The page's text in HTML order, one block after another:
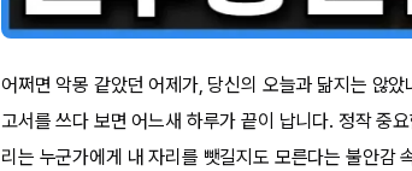
어쩌면 악몽 같았던 어제가, 당신의 오늘과 닮지는 않
고서를 쓰다 보면 어느새 하루가 끝이 납니다. 정작 중
리는 누군가에게 내 자리를 뺏길지도 모른다는 불안감